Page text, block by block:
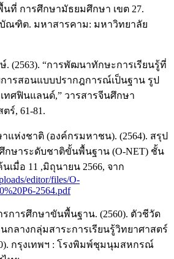
ที่ การศึกษามัธยมศึกษา เขต 27.
ณฑิต. มหาสารคาม: มหาวิทยาลัย
(2563). “การพัฒนาทักษะการเรียนรู้ที่
ารสอนแบบปรากฎการณ์เป็นฐาน รูป
ทศฟินแลนด์,” วารสารจีนศึกษา
ร์, 61-81.
แห่งชาติ (องค์กรมหาชน). (2564). สรุป
กษาระดับชาติขั้นพื้นฐาน (O-NET) ชั้น
เมื่อ 11 ,มิถุนายน 2566, จาก
editor/files/O-
2564.pdf
การศึกษาขันพื้นฐาน. (2560). ตัวชีวัด
กลางกลุ่มสาระการเรียนรู้วิทยาศาสตร์
กรุงเทพฯ : โรงพิมพ์ชุมนุมสหกรณ์